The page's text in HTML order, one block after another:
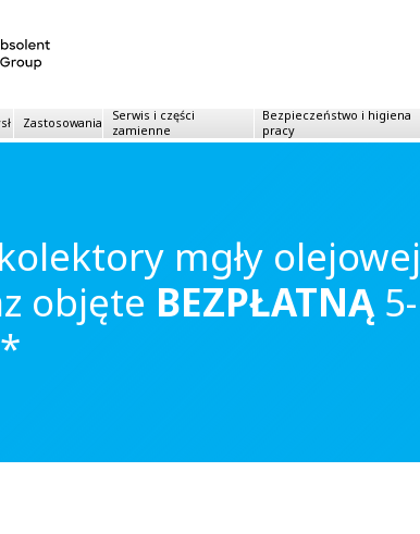
Zastosowania
Serwis i części
zamienne
Bezpieczeństwo i higiena
pracy
mgły olejowej
objęte BEZPŁATNĄ 5-